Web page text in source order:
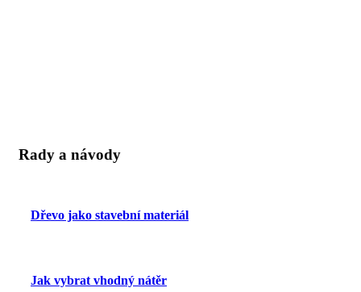
Rady a návody
Dřevo jako stavební materiál
Jak vybrat vhodný nátěr